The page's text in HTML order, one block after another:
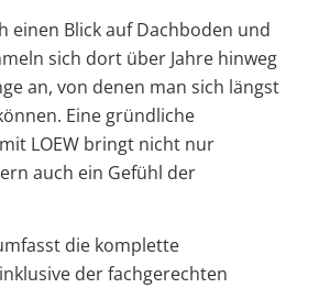
einen Blick auf Dachboden und
sich dort über Jahre hinweg
an, von denen man sich längst
Eine gründliche
LOEW bringt nicht nur
auch ein Gefühl der
die komplette
der fachgerechten